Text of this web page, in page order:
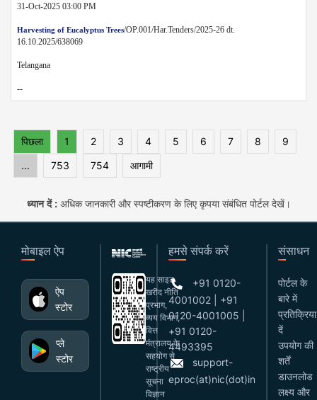
31-Oct-2025 03:00 PM
Harvesting of Eucalyptus Trees/OP.001/Har.Tenders/2025-26 dt.
16.10.2025/638069
Telangana
--
पिछला 1 2 3 4 5 6 7 8
9
...
753 754 आगामी
ध्यान दें :अधिक जानकारी और स्पष्टीकरण के लिए कृपया संबंधित पोर्टल देखें।
मोबाइल ऐप
ऐप
स्टोर
प्ले
स्टोर
यह साइट
खरीद नीति
प्रभाग,
व्यय विभाग,
वित्त
मंत्रालय के
सहयोग से
राष्ट्रीय
सूचना
विज्ञान
हमसे संपर्क करें
+91 0120-
4001002 | +91
0120-4001005 |
+91 0120-
4493395
support-
eproc(at)nic(dot)in
संसाधन
पोर्टल के
बारे में
प्रतिक्रिया
दें
उपयोग की
शर्तें
डाउनलोड
लक्ष्य और